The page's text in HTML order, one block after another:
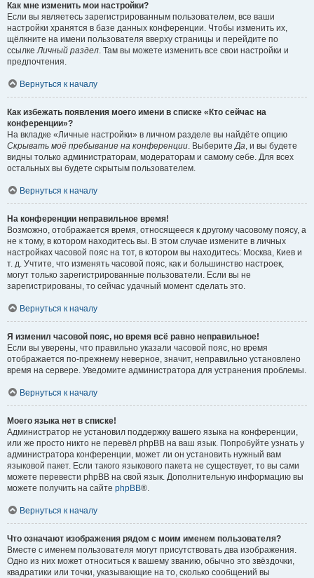
Как мне изменить мои настройки?
Если вы являетесь зарегистрированным пользователем, все ваши
настройки хранятся в базе данных конференции. Чтобы изменить их,
щёлкните на имени пользователя вверху страницы и перейдите по
ссылкеЛичный раздел. Там вы можете изменить все свои настройки и
предпочтения.
Вернуться к началу
Как избежать появления моего имени в списке «Кто сейчас на
конференции»?
На вкладке «Личные настройки» в личном разделе вы найдёте опцию
Скрывать моё пребывание на конференции. ВыберитеДа, и вы будете
видны только администраторам, модераторам и самому себе. Для всех
остальных вы будете скрытым пользователем.
Вернуться к началу
На конференции неправильное время!
Возможно, отображается время, относящееся к другому часовому поясу, а
не к тому, в котором находитесь вы. В этом случае измените в личных
настройках часовой пояс на тот, в котором вы находитесь: Москва, Киев и
т. д. Учтите, что изменять часовой пояс, как и большинство настроек,
могут только зарегистрированные пользователи. Если вы не
зарегистрированы, то сейчас удачный момент сделать это.
Вернуться к началу
Я изменил часовой пояс, но время всё равно неправильное!
Если вы уверены, что правильно указали часовой пояс, но время
отображается по-прежнему неверное, значит, неправильно установлено
время на сервере. Уведомите администратора для устранения проблемы.
Вернуться к началу
Моего языка нет в списке!
Администратор не установил поддержку вашего языка на конференции,
или же просто никто не перевёл phpBB на ваш язык. Попробуйте узнать у
администратора конференции, может ли он установить нужный вам
языковой пакет. Если такого языкового пакета не существует, то вы сами
можете перевести phpBB на свой язык. Дополнительную информацию вы
можете получить на сайте phpBB®.
Вернуться к началу
Что означают изображения рядом с моим именем пользователя?
Вместе с именем пользователя могут присутствовать два изображения.
Одно из них может относиться к вашему званию, обычно это звёздочки,
квадратики или точки, указывающие на то, сколько сообщений вы